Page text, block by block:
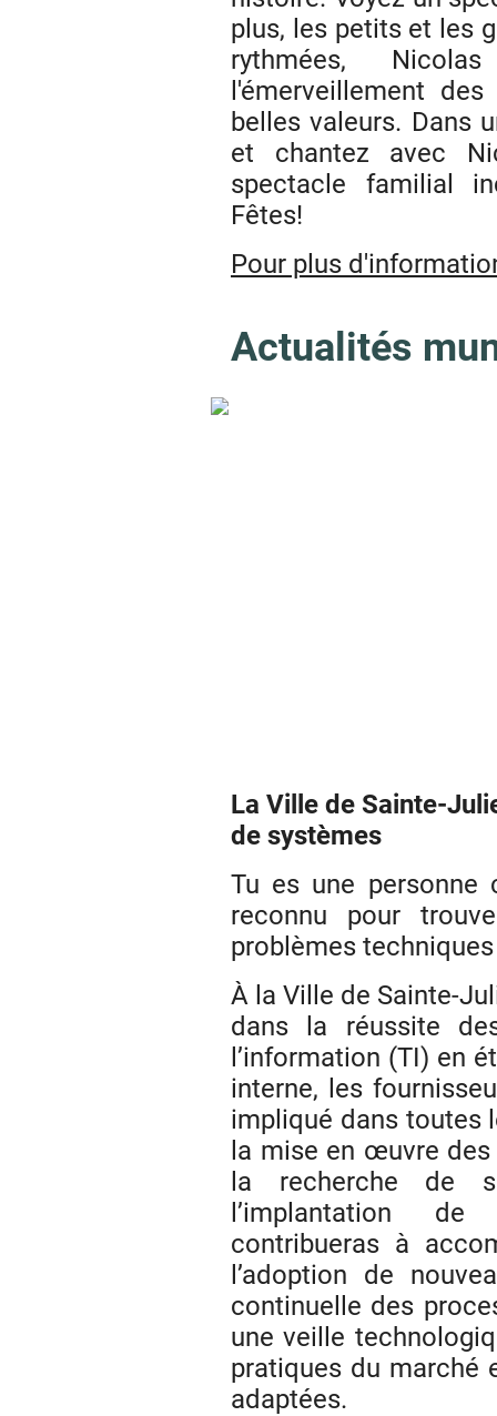
plus, les petits et les
rythmées,
l'émerveillement
belles valeurs. Dans
et chantez avec
spectacle familial
Fêtes!
Pour plus
Actualités
La Ville de Sainte-
de systèmes
Tu es une personne
reconnu pour
problèmes
À la Ville de Sainte-
dans la réussite
l’information (TI) en
interne, les
impliqué dans toutes
la mise en œuvre
la recherche de
l’implantation
contribueras à
l’adoption de
continuelle des
une veille
pratiques du marché
adaptées.